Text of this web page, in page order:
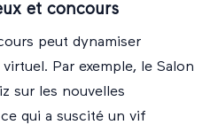
et concours
peut dynamiser
Par exemple, le Salon
sur les nouvelles
qui a suscité un vif